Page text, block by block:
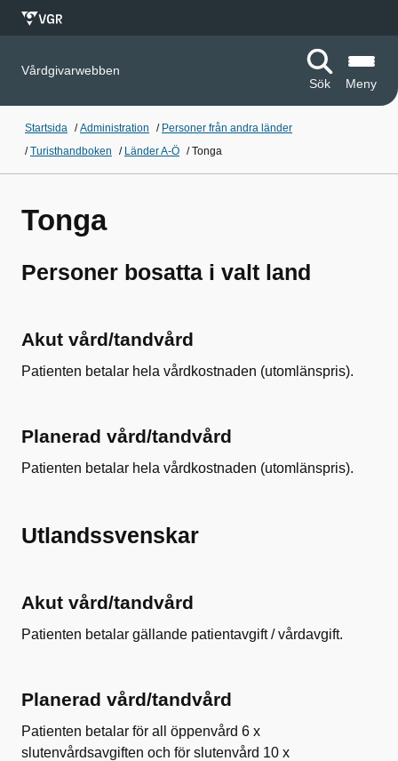
Vårdgivarwebben
Sök
Meny
Startsida /Administration / Personer från andra länder
/Turisthandboken / Länder A-Ö /Tonga
Tonga
Personer bosatta i valt land
Akut vård/tandvård
Patienten betalar hela vårdkostnaden (utomlänspris).
Planerad vård/tandvård
Patienten betalar hela vårdkostnaden (utomlänspris).
Utlandssvenskar
Akut vård/tandvård
Patienten betalar gällande patientavgift / vårdavgift.
Planerad vård/tandvård
Patienten betalar för all öppenvård 6 x
slutenvårdsavgiften och för slutenvård 10 x